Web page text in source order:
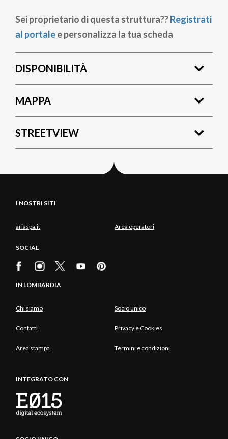
Sei proprietario di questa struttura??Registrati
al portalee personalizza la tua scheda
DISPONIBILITÀ
MAPPA
STREETVIEW
I NOSTRI SITI
ariaspa.it Area operatori
SOCIAL
IN LOMBARDIA
Chi siamo Socio unico
Contatti Privacy e Cookies
Area stampa Termini e condizioni
INTEGRATO CON